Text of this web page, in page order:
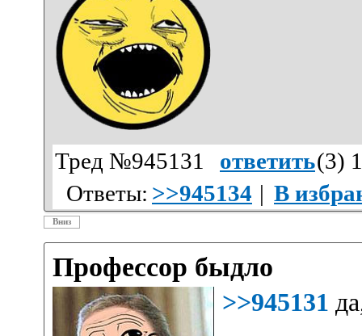
Тред №945131 ответить(3)
Ответы: >>945134 | В
Вниз
Профессор быдло
>>945131